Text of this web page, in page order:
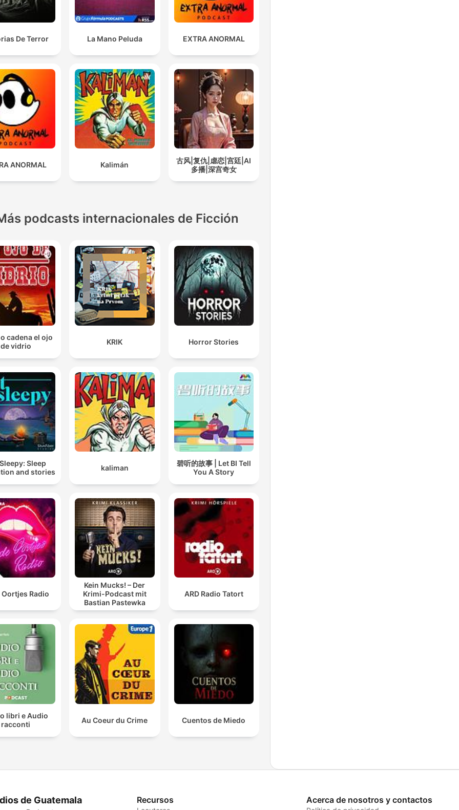
De Terror La Mano Peluda EXTRA ANORMAL
ANORMAL Kalimán
古风|复仇|虐恋|宫廷|AI
多播|深宫奇女
podcasts internacionales de Ficción
cadena el ojo
de vidrio
KRIK Horror Stories
Sleep
and stories
kaliman
碧听的故事 | Let BI Tell
You A Story
Oortjes Radio
Kein Mucks! – Der
Krimi-Podcast mit
Bastian Pastewka
ARD Radio Tatort
libri e Audio
racconti
Au Coeur du Crime Cuentos de Miedo
de Guatemala Recursos Acerca de nosotros y contactos